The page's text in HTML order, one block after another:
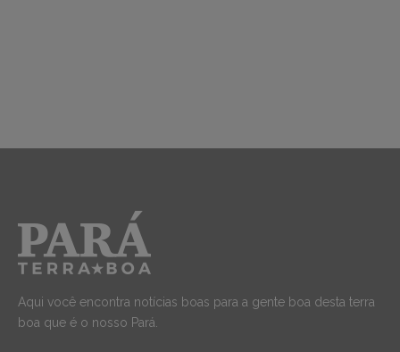
Aqui você encontra notícias boas para a gente boa desta terra
boa que é o nosso Pará.